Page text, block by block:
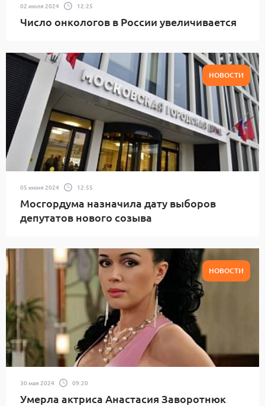
02 июля 2024 12:25
Число онкологов в России увеличивается
НОВОСТИ
05 июня 2024 12:55
Мосгордума назначила дату выборов
депутатов нового созыва
НОВОСТИ
30 мая 2024 09:20
Умерла актриса Анастасия Заворотнюк